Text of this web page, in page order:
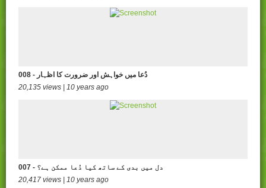
008 - دُعا میں خواہش اور ضرورت کا اظہار
20,135 views | 10 years ago
007 - دل میں بدی کے ساتھ کیا دُعا ممکن ہے؟
20,417 views | 10 years ago